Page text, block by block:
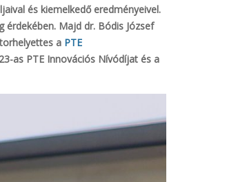
és kiemelkedő eredményeivel.
Majd dr. Bódis József
a PTE
as PTE Innovációs Nívódíjat és a